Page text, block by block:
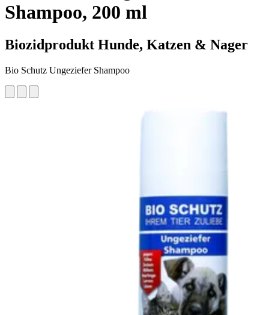
Shampoo, 200 ml
Biozidprodukt Hunde, Katzen & Nager
Bio Schutz Ungeziefer Shampoo